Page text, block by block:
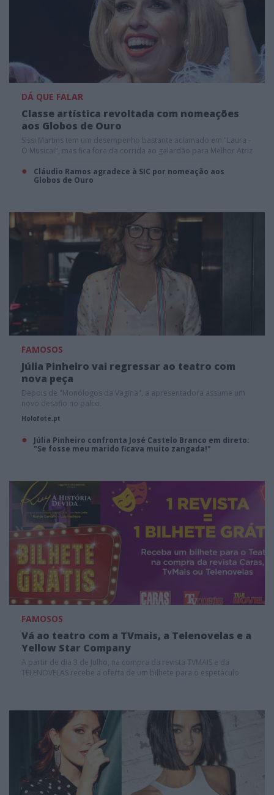
DÁ QUE FALAR
Classe artística revoltada com nomeações
aos Globos de Ouro
Sissi Martins tem um desempenho bastante aclamado em "Laura -
O Musical", mas fica fora da corrida ao galardão para Melhor Atriz
Cláudio Ramos agradece à SIC por nomeação aos
Globos de Ouro
FAMOSOS
Júlia Pinheiro vai regressar ao teatro com
nova peça
Depois de "Monólogos da Vagina", a apresentadora assume um
novo desafio no palco.
Holofote.pt
Júlia Pinheiro confronta José Castelo Branco em direto:
"Se fosse meu marido ficava muito zangada!"
FAMOSOS
Vá ao teatro com a TVmais, a Telenovelas e a
Yellow Star Company
A partir de dia 3 de Julho, na compra da revista TVMAIS e da
TELENOVELAS recebe a oferta de um bilhete para o espetáculo